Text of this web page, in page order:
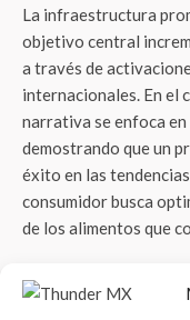
La infraestructura
objetivo central
a través de
internacionales. En el
narrativa se enfoca
demostrando que un
éxito en las
consumidor busca
de los alimentos que
Estructura de la